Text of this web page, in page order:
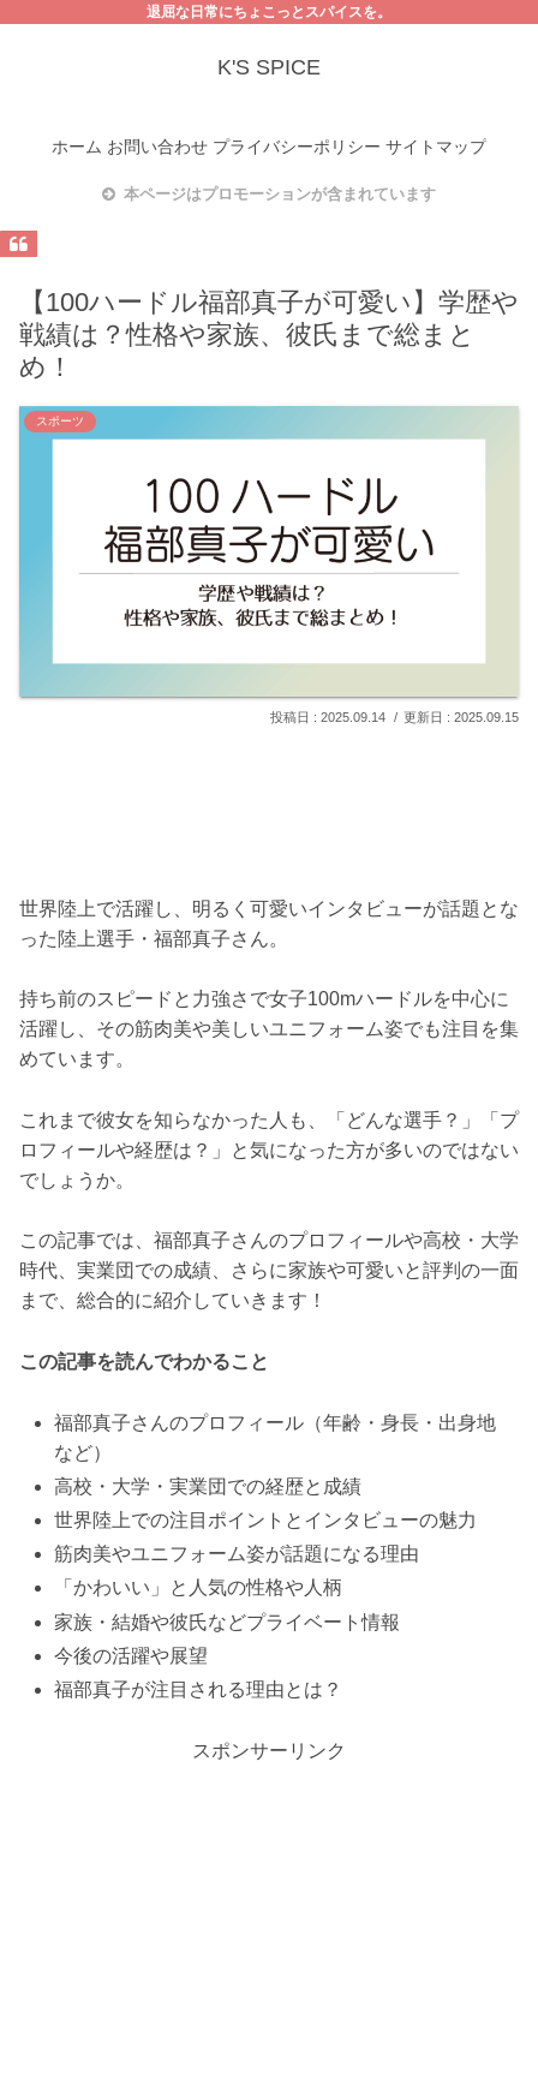
退屈な日常にちょこっとスパイスを。
K'S SPICE
ホーム お問い合わせ プライバシーポリシー サイトマップ
本ページはプロモーションが含まれています
【100ハードル福部真子が可愛い】学歴や
戦績は？性格や家族、彼氏まで総まと
め！
スポーツ
2025.09.14 2025.09.15
世界陸上で活躍し、明るく可愛いインタビューが話題とな
った陸上選手・福部真子さん。
持ち前のスピードと力強さで女子100mハードルを中心に
活躍し、その筋肉美や美しいユニフォーム姿でも注目を集
めています。
これまで彼女を知らなかった人も、「どんな選手？」「プ
ロフィールや経歴は？」と気になった方が多いのではない
でしょうか。
この記事では、福部真子さんのプロフィールや高校・大学
時代、実業団での成績、さらに家族や可愛いと評判の一面
まで、総合的に紹介していきます！
この記事を読んでわかること
福部真子さんのプロフィール（年齢・身長・出身地
など）
高校・大学・実業団での経歴と成績
世界陸上での注目ポイントとインタビューの魅力
筋肉美やユニフォーム姿が話題になる理由
「かわいい」と人気の性格や人柄
家族・結婚や彼氏などプライベート情報
今後の活躍や展望
福部真子が注目される理由とは？
スポンサーリンク